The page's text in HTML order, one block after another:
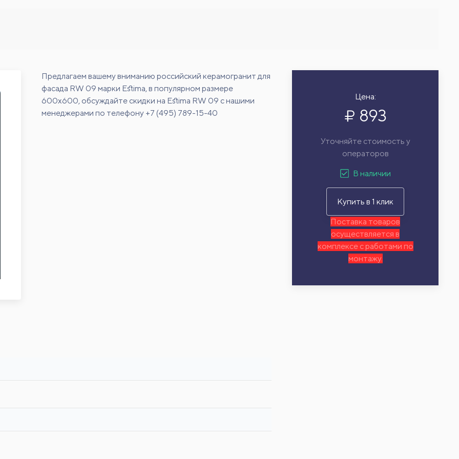
Предлагаем вашему вниманию российский керамогранит для
фасада RW 09 марки Estima, в популярном размере
600х600, обсуждайте скидки на Estima RW 09 с нашими
менеджерами по телефону +7 (495) 789-15-40
Цена:
893
Уточняйте стоимость у
операторов
В наличии
Купить в 1 клик
Поставка товаров
осуществляется в
комплексе с работами по
монтажу.